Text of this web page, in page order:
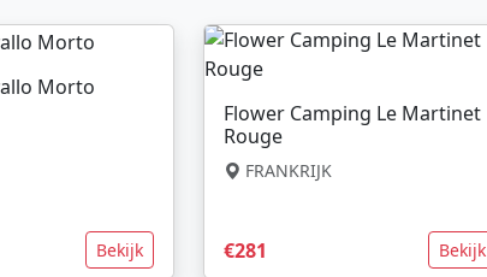
Morto
Bekijk
Flower Camping Le Martinet
Rouge
FRANKRIJK
€281 Bekijk